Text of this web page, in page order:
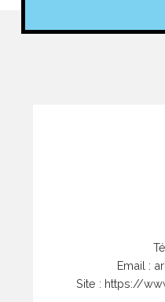
Email :
Site : https://